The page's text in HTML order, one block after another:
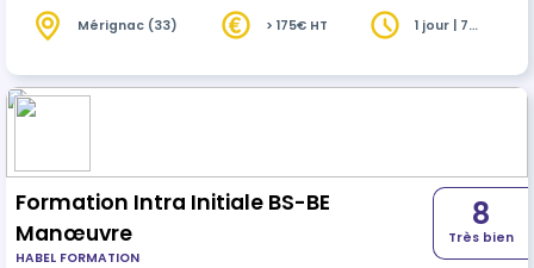
permettre au personnel non électricien, réalisant
électrique dans des environnements électriques,
de travailler en sécurité selon la Norme NF C 18-
Mérignac (33) > 175€ HT
1 jour | 7
Formation Intra Initiale BS-BE
Manœuvre
HABEL FORMATION
8
Très bien